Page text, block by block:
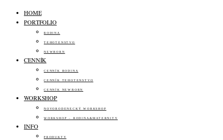
HOME
PORTFOLIO
RODINA
TEHOTENSTVO
NEWBORN
CENNÍK
CENNÍK RODINA
CENNÍK TEHOTENSTVO
CENNÍK NEWBORN
WORKSHOP
NOVORODENECKÝ WORKSHOP
WORKSHOP – RODINA&MATERNITY
INFO
PRODUKTY